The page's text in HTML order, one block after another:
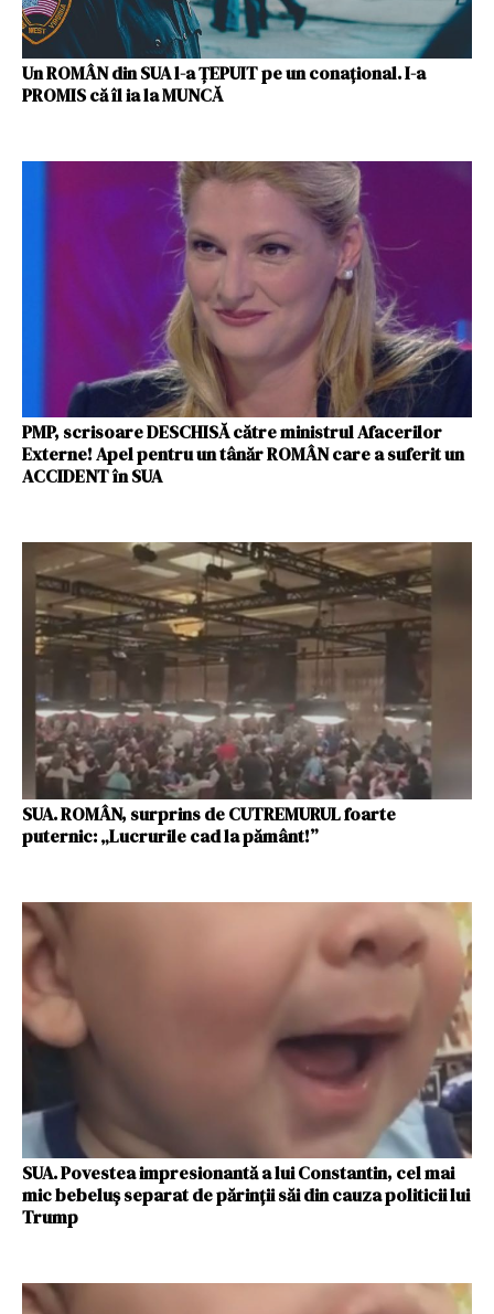
Un ROMÂN din SUA l-a ȚEPUIT pe un conațional. I-a
PROMIS că îl ia la MUNCĂ
PMP, scrisoare DESCHISĂ către ministrul Afacerilor
Externe! Apel pentru un tânăr ROMÂN care a suferit un
ACCIDENT în SUA
SUA. ROMÂN, surprins de CUTREMURUL foarte
puternic: „Lucrurile cad la pământ!”
SUA. Povestea impresionantă a lui Constantin, cel mai
mic bebeluș separat de părinții săi din cauza politicii lui
Trump